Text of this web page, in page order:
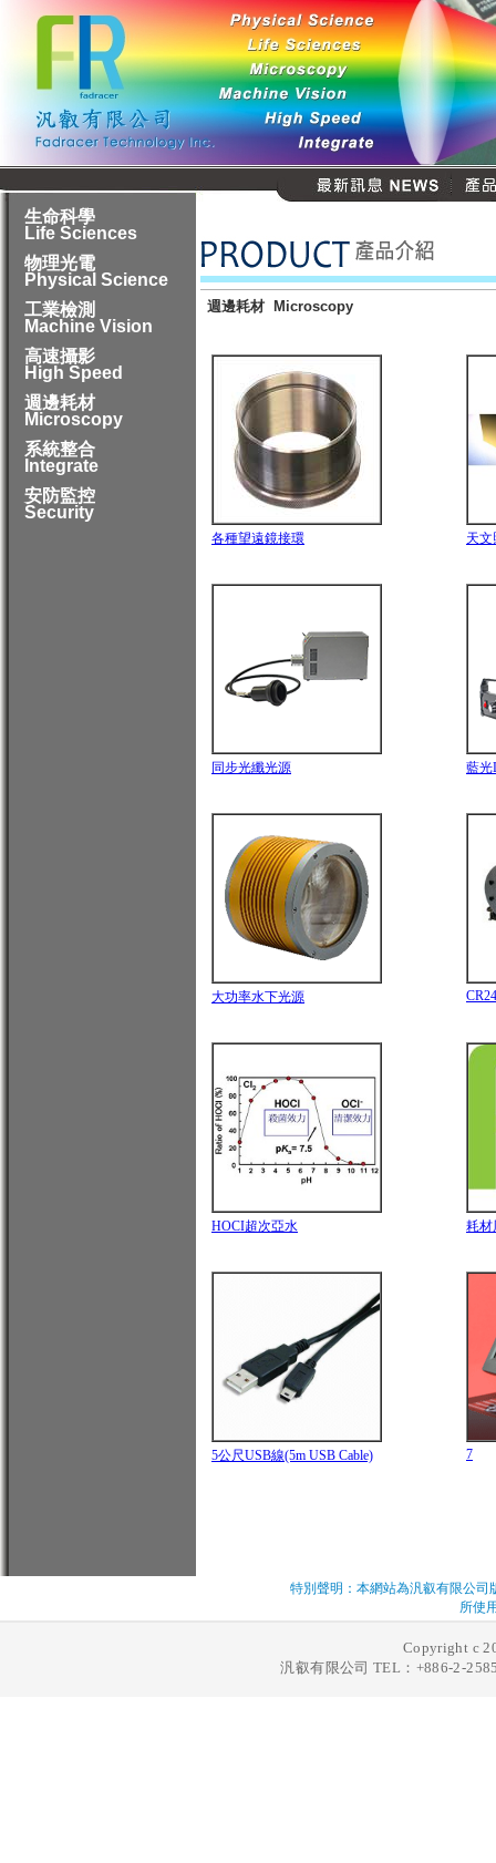
生命科學
Life Sciences
物理光電
Physical Science
工業檢測
Machine Vision
高速攝影
High Speed
週邊耗材
Microscopy
系統整合
Integrate
安防監控
Security
週邊耗材 Microscopy
各種望遠鏡接環 天
同步光纖光源 藍光
大功率水下光源
HOCI超次亞水 耗材
5公尺USB線(5m USB Cable) 7
特別聲明：本網站為汎叡有限公
所使
Copyright c
汎叡有限公司 TEL：+886-2-